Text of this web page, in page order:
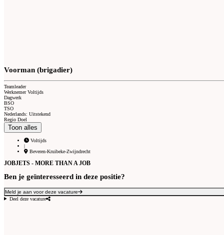
Voorman (brigadier)
Teamleader
Werknemer Voltijds
Dagwerk
BSO
TSO
Nederlands: Uitstekend
Regio Doel
Toon alles
Voltijds
|
Beveren-Kruibeke-Zwijndrecht
JOBJETS - MORE THAN A JOB
Ben je geïnteresseerd in deze positie?
Meld je aan voor deze vacature
Deel deze vacature